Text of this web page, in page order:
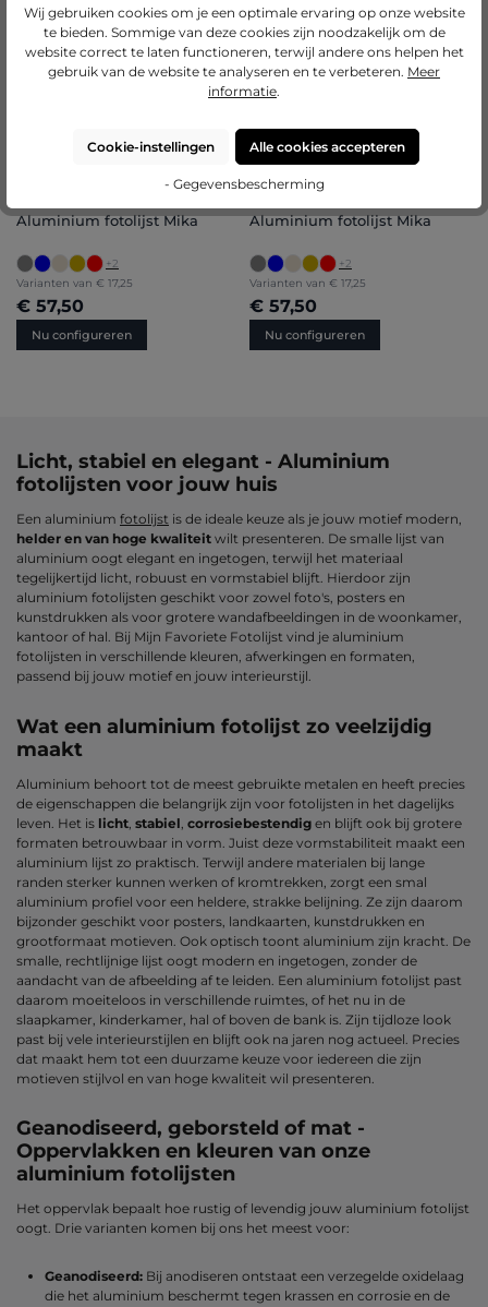
Gemiddelde waardering van 5 van 5 sterren
Aluminium fotolijst Mika
+2
Varianten van € 17,25
€ 57,50
Nu configureren
Gemiddelde waardering van 5 van 5
(21)
Aluminium fotolijst Mika
+2
Varianten van € 17,25
€ 57,50
Nu configureren
Licht, stabiel en elegant - Aluminium
fotolijsten voor jouw huis
Een aluminium fotolijst is de ideale keuze als je jouw motief modern,
helder en van hoge kwaliteit wilt presenteren. De smalle lijst van
aluminium oogt elegant en ingetogen, terwijl het materiaal
tegelijkertijd licht, robuust en vormstabiel blijft. Hierdoor zijn
aluminium fotolijsten geschikt voor zowel foto's, posters en
kunstdrukken als voor grotere wandafbeeldingen in de woonkamer,
kantoor of hal. Bij Mijn Favoriete Fotolijst vind je aluminium
fotolijsten in verschillende kleuren, afwerkingen en formaten,
passend bij jouw motief en jouw interieurstijl.
Wat een aluminium fotolijst zo veelzijdig
maakt
Aluminium behoort tot de meest gebruikte metalen en heeft precies
de eigenschappen die belangrijk zijn voor fotolijsten in het dagelijks
leven. Het is licht stabiel corrosiebestendig en blijft ook bij grotere
formaten betrouwbaar in vorm. Juist deze vormstabiliteit maakt een
aluminium lijst zo praktisch. Terwijl andere materialen bij lange
randen sterker kunnen werken of kromtrekken, zorgt een smal
aluminium profiel voor een heldere, strakke belijning. Ze zijn daarom
bijzonder geschikt voor posters, landkaarten, kunstdrukken en
grootformaat motieven. Ook optisch toont aluminium zijn kracht. De
smalle, rechtlijnige lijst oogt modern en ingetogen, zonder de
aandacht van de afbeelding af te leiden. Een aluminium fotolijst past
daarom moeiteloos in verschillende ruimtes, of het nu in de
slaapkamer, kinderkamer, hal of boven de bank is. Zijn tijdloze look
past bij vele interieurstijlen en blijft ook na jaren nog actueel. Precies
dat maakt hem tot een duurzame keuze voor iedereen die zijn
motieven stijlvol en van hoge kwaliteit wil presenteren.
Geanodiseerd, geborsteld of mat -
Oppervlakken en kleuren van onze
aluminium fotolijsten
Het oppervlak bepaalt hoe rustig of levendig jouw aluminium fotolijst
oogt. Drie varianten komen bij ons het meest voor:
Geanodiseerd:Bij anodiseren ontstaat een verzegelde oxidelaag
die het aluminium beschermt tegen krassen en corrosie en de
Wij gebruiken cookies om je een optimale ervaring op onze website
te bieden. Sommige van deze cookies zijn noodzakelijk om de
website correct te laten functioneren, terwijl andere ons helpen het
gebruik van de website te analyseren en te verbeteren. Meer
informatie.
Cookie-instellingen Alle cookies accepteren
- Gegevensbescherming